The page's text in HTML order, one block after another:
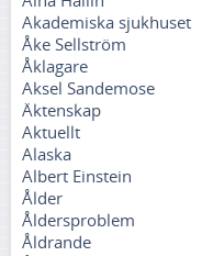
Akademiska sjukhuset
Åke Sellström
Åklagare
Aksel Sandemose
Äktenskap
Aktuellt
Alaska
Albert Einstein
Ålder
Åldersproblem
Åldrande